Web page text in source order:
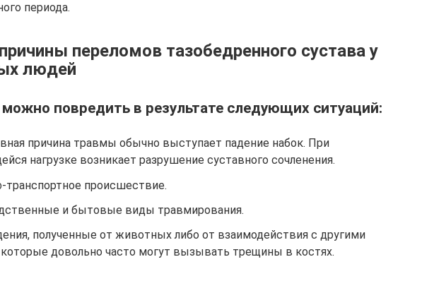
периода.
переломов тазобедренного сустава у
людей
можно повредить в результате следующих ситуаций:
причина травмы обычно выступает падение набок. При
нагрузке возникает разрушение суставного сочленения.
происшествие.
и бытовые виды травмирования.
полученные от животных либо от взаимодействия с другими
довольно часто могут вызывать трещины в костях.